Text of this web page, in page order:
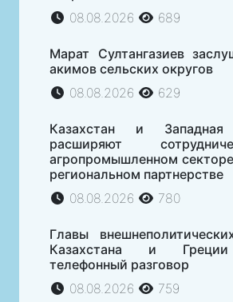
08.08.2026
689
Марат Султангазиев
акимов сельских округов
08.08.2026
629
Казахстан и Западная
расширяют
агропромышленном
региональном партнерстве
08.08.2026
780
Главы
Казахстана и
телефонный разговор
08.08.2026
759